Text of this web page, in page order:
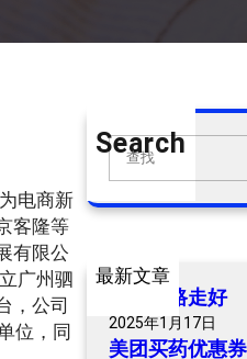
电商新
客隆等
有限公
广州驷
，公司
位，同
Search
S
a
h
最新文章
爷爷一路走好
2025年1月17日
美团买药优惠